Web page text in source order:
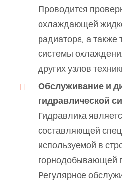
Проводится
охлаждающей
радиатора, а также
системы
других узлов
Обслуживание и
гидравлической
Гидравлика
составляющей
используемой в
горнодобывающей
Регулярное